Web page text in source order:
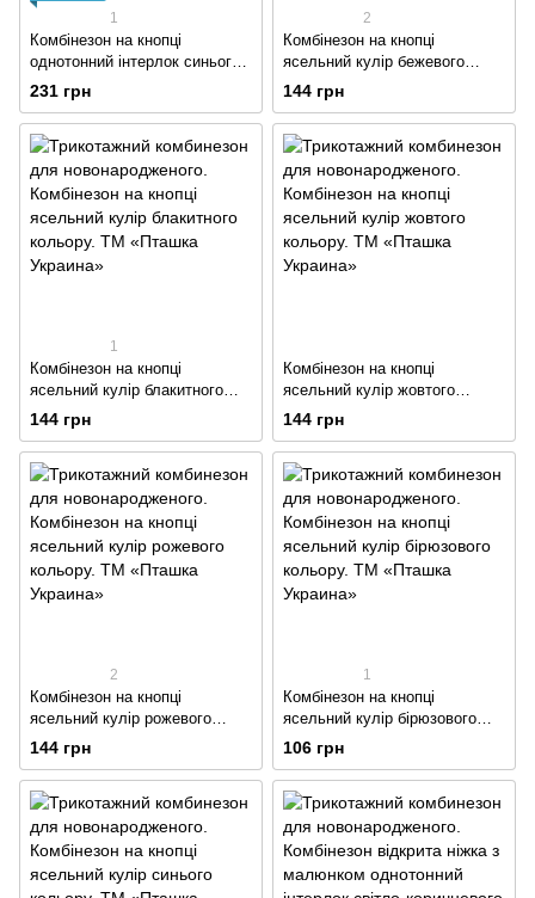
1
Комбінезон на кнопці
однотонний інтерлок синього
кольору
231 грн
2
Комбінезон на кнопці
ясельний кулір бежевого
кольору
144 грн
1
Комбінезон на кнопці
ясельний кулір блакитного
кольору
144 грн
Комбінезон на кнопці
ясельний кулір жовтого
кольору
144 грн
2
Комбінезон на кнопці
ясельний кулір рожевого
кольору
144 грн
1
Комбінезон на кнопці
ясельний кулір бірюзового
кольору
106 грн